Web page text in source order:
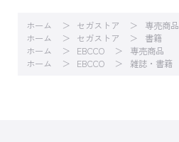
ホーム セガストア
専売商品
ホーム
セガストア
書籍
ホーム
EBCCO
専売商品
ホーム
EBCCO 雑誌・書籍